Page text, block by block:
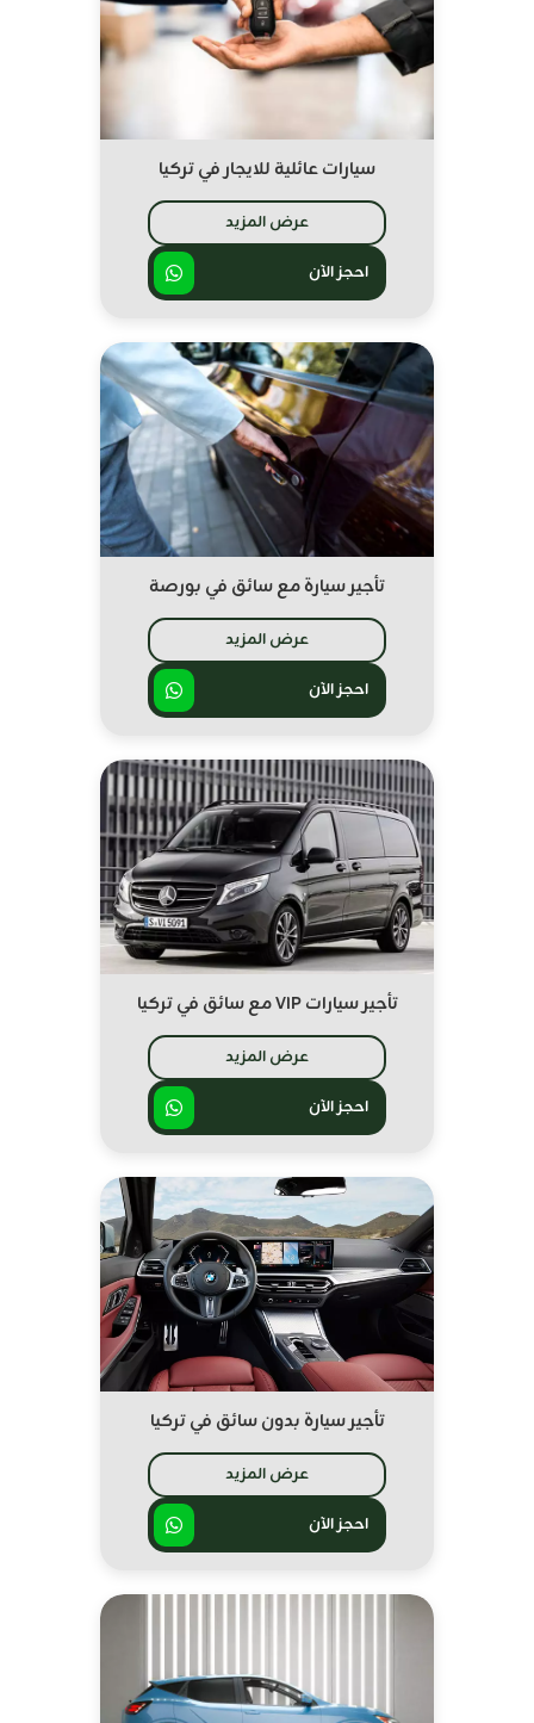
سيارات عائلية للايجار في تركيا
عرض المزيد
احجز الآن
تأجير سيارة مع سائق في بورصة
عرض المزيد
احجز الآن
تأجير سيارات VIP مع سائق في تركيا
عرض المزيد
احجز الآن
تأجير سيارة بدون سائق في تركيا
عرض المزيد
احجز الآن